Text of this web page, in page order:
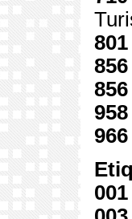
801
856
856
958
966
001